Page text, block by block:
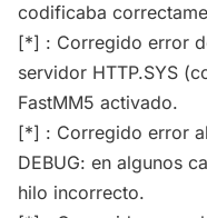
codificaba
[*] : Corregido error
servidor HTTP.SYS
FastMM5 activado.
[*] : Corregido error
DEBUG: en algunos
hilo incorrecto.